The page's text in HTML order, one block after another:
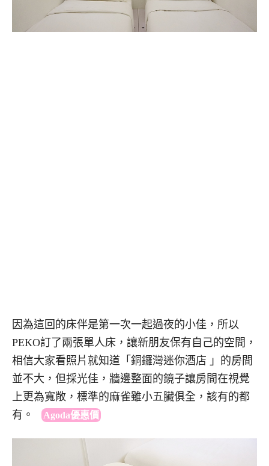
因為這回的床伴是第一次一起過夜的小佳，所以
PEKO訂了兩張單人床，讓新朋友保有自己的空間，
相信大家看照片就知道「銅鑼灣迷你酒店 」的房間
並不大，但採光佳，牆邊整面的鏡子讓房間在視覺
上更為寬敞，標準的麻雀雖小五臟俱全，該有的都
有。
Agoda優惠價